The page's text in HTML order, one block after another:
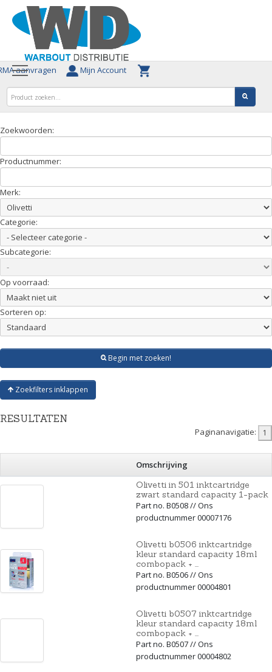
aanvragen Mijn Account
Zoekwoorden:
Productnummer:
Merk:
Categorie:
Subcategorie:
Op voorraad:
Sorteren op:
Begin met zoeken!
Zoekfilters inklappen
RESULTATEN
Paginanavigatie:
Omschrijving
Olivetti in 501 inktcartridge
zwart standard capacity 1-pack
Part no. B0508 // Ons
productnummer 00007176
Olivetti b0506 inktcartridge
kleur standard capacity 18ml
combopack + ...
Part no. B0506 // Ons
productnummer 00004801
Olivetti b0507 inktcartridge
kleur standard capacity 18ml
combopack + ...
Part no. B0507 // Ons
productnummer 00004802